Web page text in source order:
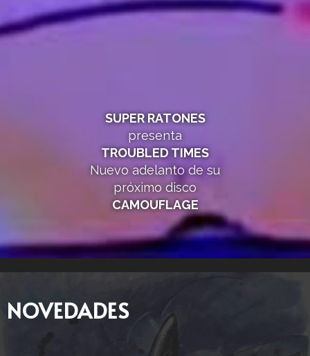
SUPER RATONES
presenta
TROUBLED TIMES
Nuevo adelanto de su
próximo disco
CAMOUFLAGE
NOVEDADES